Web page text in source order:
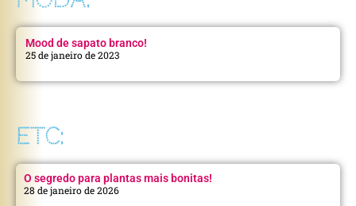
Mood de sapato branco!
25 de janeiro de 2023
ETC:
O segredo para plantas mais bonitas!
28 de janeiro de 2026